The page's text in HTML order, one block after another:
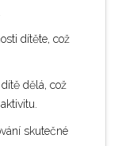
dítěte, což
dítě dělá, což
skutečné